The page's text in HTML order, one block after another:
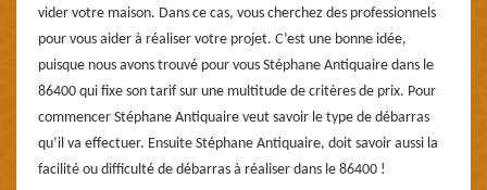
vider votre maison. Dans ce cas, vous cherchez des professionnels
pour vous aider à réaliser votre projet. C’est une bonne idée,
puisque nous avons trouvé pour vous Stéphane Antiquaire dans le
86400 qui fixe son tarif sur une multitude de critères de prix. Pour
commencer Stéphane Antiquaire veut savoir le type de débarras
qu’il va effectuer. Ensuite Stéphane Antiquaire, doit savoir aussi la
facilité ou difficulté de débarras à réaliser dans le 86400 !